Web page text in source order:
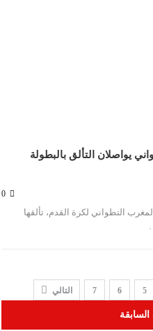
يواصلان التألق بالبطولة
التطواني لكرة القدم، تألقها
5
6
7 التالي
السابقة